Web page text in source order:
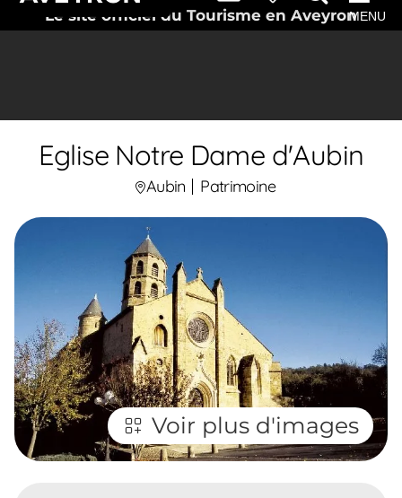
Le site officiel du Tourisme en AveyronMENU
Eglise Notre Dame d'Aubin
Aubin Patrimoine
Voir plus d'images